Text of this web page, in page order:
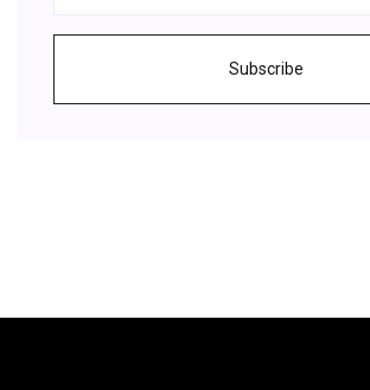
Subscribe